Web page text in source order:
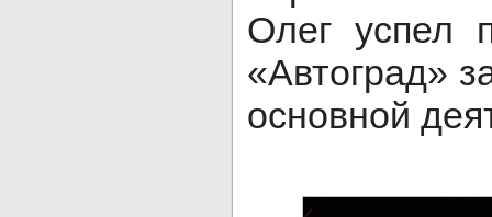
Олег успел
«Автоград»
основной